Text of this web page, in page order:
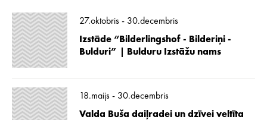
27.oktobris - 30.decembris
Izstāde “Bilderlingshof - Bilderiņi -
Bulduri” | Bulduru Izstāžu nams
18.maijs - 30.decembris
Valda Buša daiļradei un dzīvei veltīta